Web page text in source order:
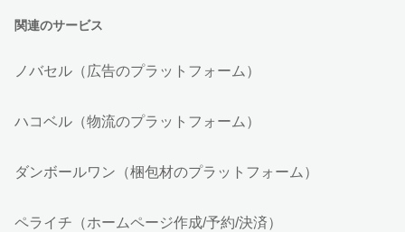
関連のサービス
ノバセル（広告のプラットフォーム）
ハコベル（物流のプラットフォーム）
ダンボールワン（梱包材のプラットフォーム）
ペライチ（ホームページ作成/予約/決済）